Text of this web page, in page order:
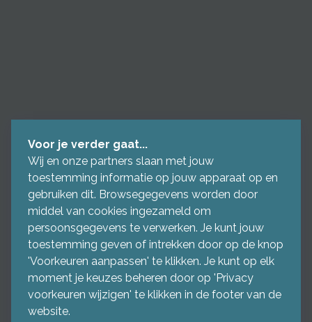
Voor je verder gaat...
Wij en onze partners slaan met jouw
toestemming informatie op jouw apparaat op en
gebruiken dit. Browsegegevens worden door
middel van cookies ingezameld om
persoonsgegevens te verwerken. Je kunt jouw
toestemming geven of intrekken door op de knop
'Voorkeuren aanpassen' te klikken. Je kunt op elk
moment je keuzes beheren door op 'Privacy
voorkeuren wijzigen' te klikken in de footer van de
website.